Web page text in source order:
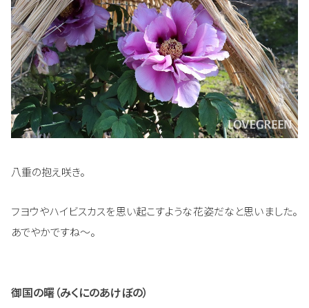
八重の抱え咲き。
フヨウやハイビスカスを思い起こすような花姿だなと思いました。
あでやかですね～。
御国の曙（みくにのあけぼの）